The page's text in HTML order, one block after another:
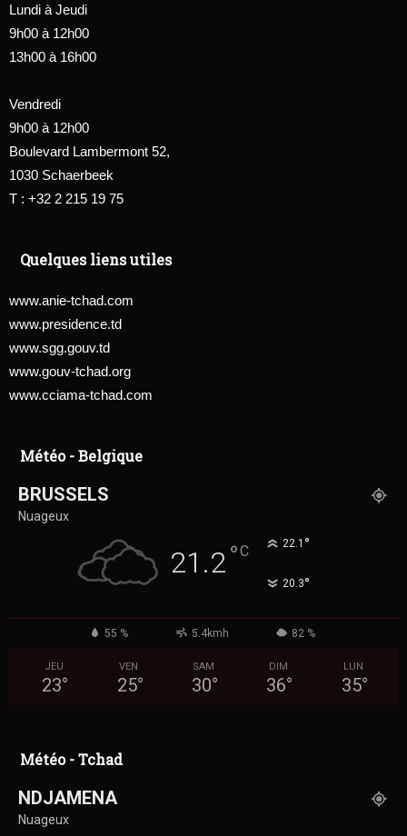
Lundi à Jeudi
9h00 à 12h00
13h00 à 16h00
Vendredi
9h00 à 12h00
Boulevard Lambermont 52,
1030 Schaerbeek
T : +32 2 215 19 75
Quelques liens utiles
www.anie-tchad.com
www.presidence.td
www.sgg.gouv.td
www.gouv-tchad.org
www.cciama-tchad.com
Météo - Belgique
BRUSSELS
Nuageux
21.2°C 22.1 °
20.3°
55 % 5.4kmh 82 %
JEU
23°
VEN
25°
SAM
30°
DIM
36°
LUN
35°
Météo - Tchad
NDJAMENA
Nuageux